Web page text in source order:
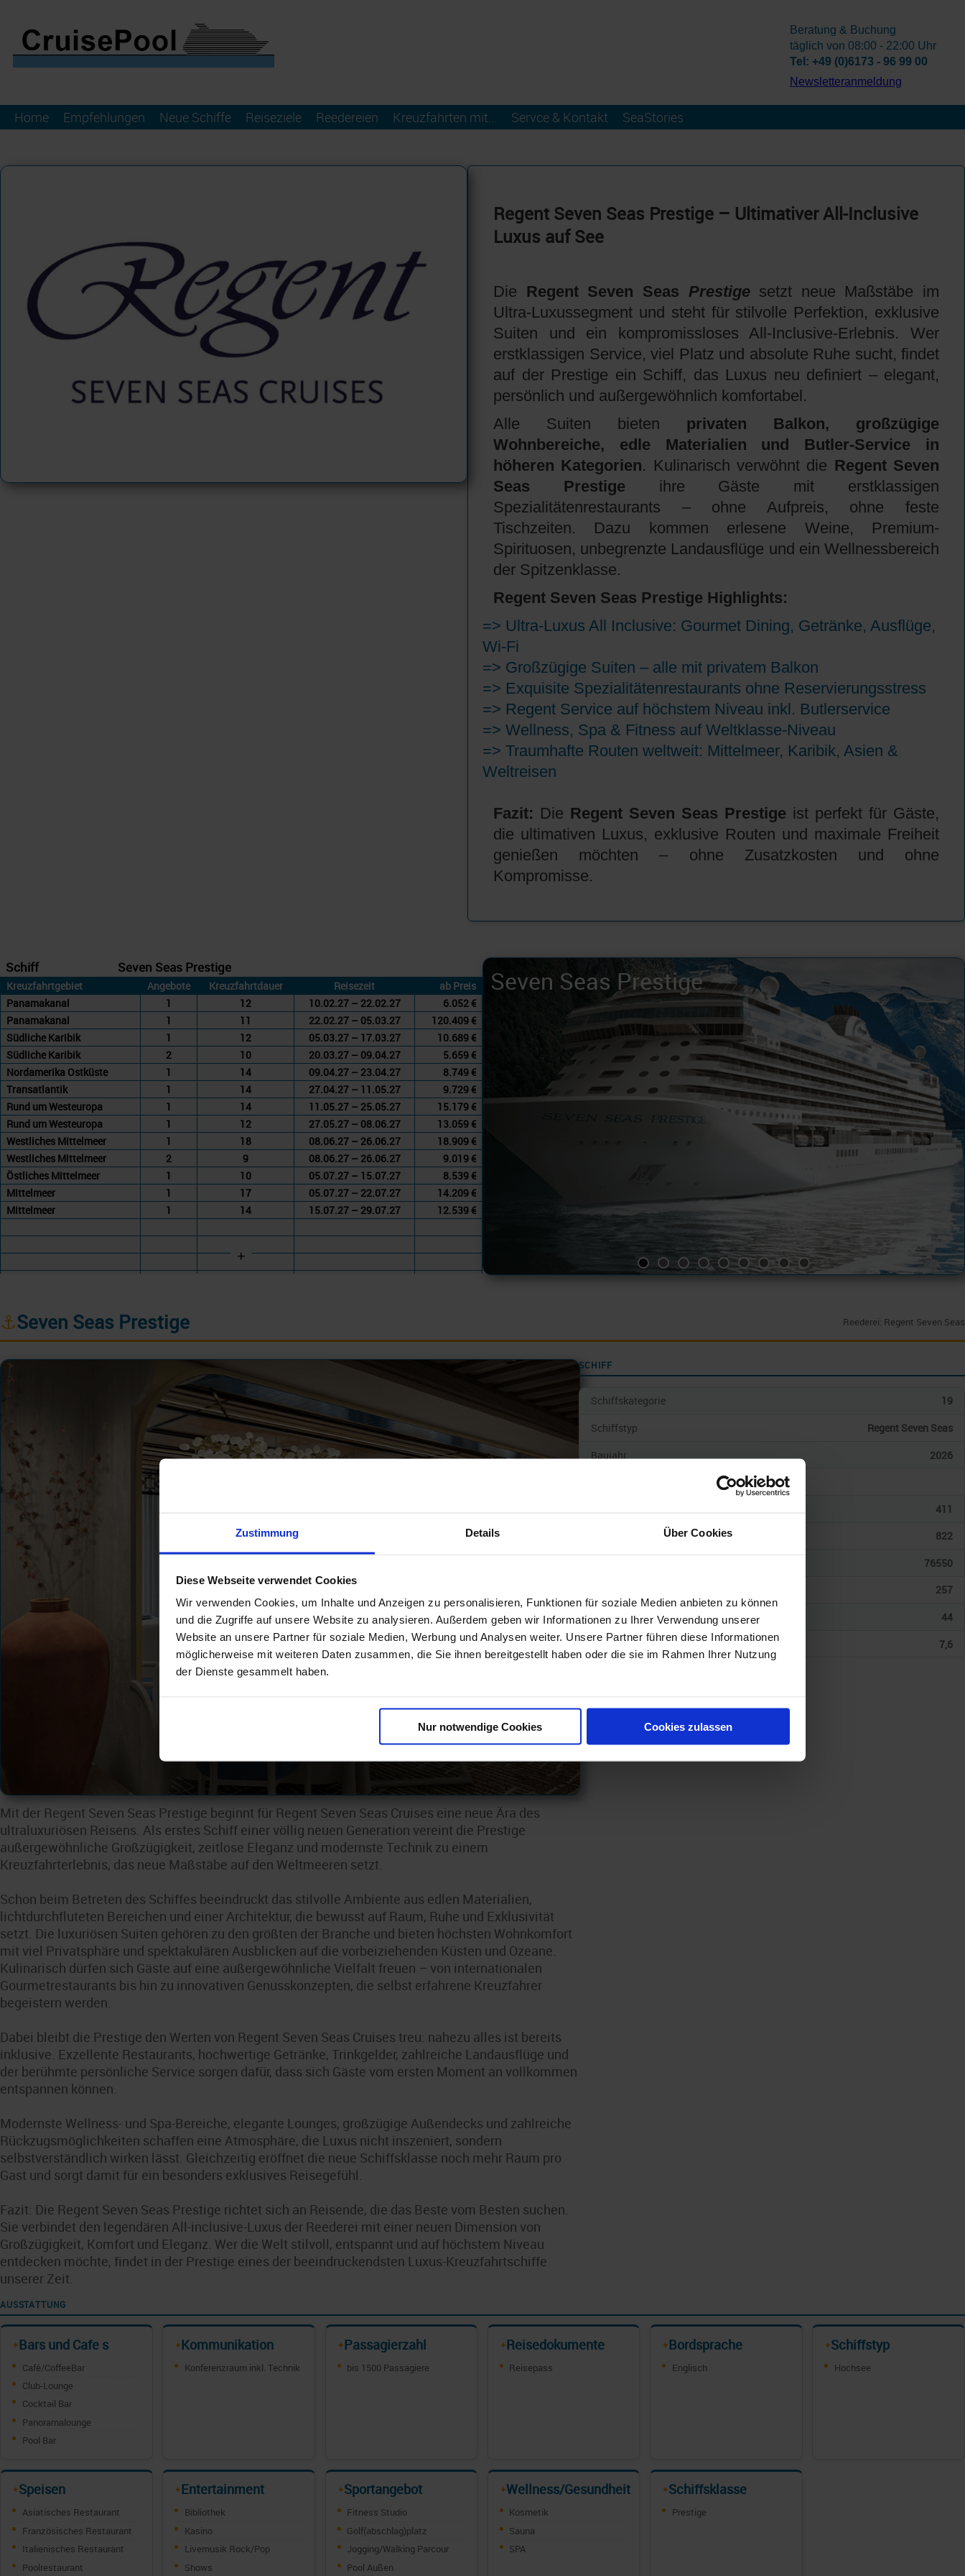
Zustimmung Details Über Cookies
Diese Webseite verwendet Cookies
Wir verwenden Cookies, um Inhalte und Anzeigen zu personalisieren, Funktionen für soziale Medien anbieten zu können
und die Zugriffe auf unsere Website zu analysieren. Außerdem geben wir Informationen zu Ihrer Verwendung unserer
Website an unsere Partner für soziale Medien, Werbung und Analysen weiter. Unsere Partner führen diese Informationen
möglicherweise mit weiteren Daten zusammen, die Sie ihnen bereitgestellt haben oder die sie im Rahmen Ihrer Nutzung
der Dienste gesammelt haben.
Nur notwendige Cookies Cookies zulassen
Home Empfehlungen Neue Schiffe Reiseziele Reedereien Kreuzfahrten mit... Servce & Kontakt SeaStories
Beratung & Buchung
täglich von 08:00 - 22:00 Uhr
Tel: +49 (0)6173 - 96 99 00
­Newsletteranmeldung
Regent Seven Seas Prestige – Ultimativer All-Inclusive
Luxus auf See
Die Regent Seven Seas Prestigesetzt neue Maßstäbe im
Ultra-Luxussegment und steht für stilvolle Perfektion, exklusive
Suiten und ein kompromissloses All-Inclusive-Erlebnis. Wer
erstklassigen Service, viel Platz und absolute Ruhe sucht, findet
auf der Prestige ein Schiff, das Luxus neu definiert – elegant,
persönlich und außergewöhnlich komfortabel.
Alle Suiten bieten privaten Balkon, großzügige
Wohnbereiche, edle Materialien und Butler-Service in
höheren Kategorien. Kulinarisch verwöhnt die Regent Seven
Seas Prestige ihre Gäste mit erstklassigen
Spezialitätenrestaurants – ohne Aufpreis, ohne feste
Tischzeiten. Dazu kommen erlesene Weine, Premium-
Spirituosen, unbegrenzte Landausflüge und ein Wellnessbereich
der Spitzenklasse.
Regent Seven Seas Prestige Highlights:
=> Ultra-Luxus All Inclusive: Gourmet Dining, Getränke, Ausflüge,
Wi-Fi
=> Großzügige Suiten – alle mit privatem Balkon
=> Exquisite Spezialitätenrestaurants ohne Reservierungsstress
=> Regent Service auf höchstem Niveau inkl. Butlerservice
=> Wellness, Spa & Fitness auf Weltklasse-Niveau
=> Traumhafte Routen weltweit: Mittelmeer, Karibik, Asien &
Weltreisen
Fazit: Die Regent Seven Seas Prestige ist perfekt für Gäste,
die ultimativen Luxus, exklusive Routen und maximale Freiheit
genießen möchten – ohne Zusatzkosten und ohne
Kompromisse.
Schiff Seven Seas Prestige
Kreuzfahrtgebiet Angebote Kreuzfahrtdauer Reisezeit
ab Preis
Panamakanal
1 12 10.02.27 – 22.02.27
6.052 €
Panamakanal
1 11 22.02.27 – 05.03.27
120.409 €
Südliche Karibik
1 12 05.03.27 – 17.03.27
10.689 €
Südliche Karibik
2 10 20.03.27 – 09.04.27
5.659 €
Nordamerika Ostküste
1 14 09.04.27 – 23.04.27
8.749 €
Transatlantik
1 14 27.04.27 – 11.05.27
9.729 €
Rund um Westeuropa
1 14 11.05.27 – 25.05.27
15.179 €
Rund um Westeuropa
1 12 27.05.27 – 08.06.27
13.059 €
Westliches Mittelmeer
1 18 08.06.27 – 26.06.27
18.909 €
Westliches Mittelmeer
2 9 08.06.27 – 26.06.27
9.019 €
Östliches Mittelmeer
1 10 05.07.27 – 15.07.27
8.539 €
Mittelmeer
1 17 05.07.27 – 22.07.27
14.209 €
Mittelmeer
1 14 15.07.27 – 29.07.27 12.539 €
+
Seven Seas Prestige
⚓Seven Seas Prestige Reederei: Regent Seven Seas
Mit der Regent Seven Seas Prestige beginnt für Regent Seven Seas Cruises eine neue Ära des
ultraluxuriösen Reisens. Als erstes Schiff einer völlig neuen Generation vereint die Prestige
außergewöhnliche Großzügigkeit, zeitlose Eleganz und modernste Technik zu einem
Kreuzfahrterlebnis, das neue Maßstäbe auf den Weltmeeren setzt.
Schon beim Betreten des Schiffes beeindruckt das stilvolle Ambiente aus edlen Materialien,
lichtdurchfluteten Bereichen und einer Architektur, die bewusst auf Raum, Ruhe und Exklusivität
setzt. Die luxuriösen Suiten gehören zu den größten der Branche und bieten höchsten Wohnkomfort
mit viel Privatsphäre und spektakulären Ausblicken auf die vorbeiziehenden Küsten und Ozeane.
Kulinarisch dürfen sich Gäste auf eine außergewöhnliche Vielfalt freuen – von internationalen
Gourmetrestaurants bis hin zu innovativen Genusskonzepten, die selbst erfahrene Kreuzfahrer
begeistern werden.
Dabei bleibt die Prestige den Werten von Regent Seven Seas Cruises treu: nahezu alles ist bereits
inklusive. Exzellente Restaurants, hochwertige Getränke, Trinkgelder, zahlreiche Landausflüge und
der berühmte persönliche Service sorgen dafür, dass sich Gäste vom ersten Moment an vollkommen
entspannen können.
Modernste Wellness- und Spa-Bereiche, elegante Lounges, großzügige Außendecks und zahlreiche
Rückzugsmöglichkeiten schaffen eine Atmosphäre, die Luxus nicht inszeniert, sondern
selbstverständlich wirken lässt. Gleichzeitig eröffnet die neue Schiffsklasse noch mehr Raum pro
Gast und sorgt damit für ein besonders exklusives Reisegefühl.
Fazit: Die Regent Seven Seas Prestige richtet sich an Reisende, die das Beste vom Besten suchen.
Sie verbindet den legendären All-inclusive-Luxus der Reederei mit einer neuen Dimension von
Großzügigkeit, Komfort und Eleganz. Wer die Welt stilvoll, entspannt und auf höchstem Niveau
entdecken möchte, findet in der Prestige eines der beeindruckendsten Luxus-Kreuzfahrtschiffe
unserer Zeit.
SCHIFF
Schiffskategorie
19
Schiffstyp
Regent Seven Seas
Baujahr
2026
411
822
76550
257
Breite
44
Tiefgang
7,6
AUSSTATTUNG
✦Bars und Cafe s
Café/CoffeeBar
Club-Lounge
Cocktail Bar
Panoramalounge
Pool Bar
✦Kommunikation
Konferenzraum inkl. Technik
✦Passagierzahl
bis 1500 Passagiere
✦Reisedokumente
Reisepass
✦Bordsprache
Englisch
✦Schiffstyp
Hochsee
✦Speisen
Asiatisches Restaurant
Französisches Restaurant
Italienisches Restaurant
Poolrestaurant
✦Entertainment
Bibliothek
Kasino
Livemusik Rock/Pop
Shows
✦Sportangebot
Fitness Studio
Golf(abschlag)platz
Jogging/Walking Parcour
Pool Außen
✦Wellness/Gesundheit
Kosmetik
Sauna
SPA
✦Schiffsklasse
Prestige